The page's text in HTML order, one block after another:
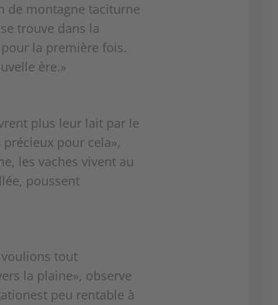
de montagne taciturne
trouve dans la
la première fois.
ère.»
plus leur lait par le
pour cela»,
les vaches vivent au
poussent
voulions tout
la plaine», observe
peu rentable à